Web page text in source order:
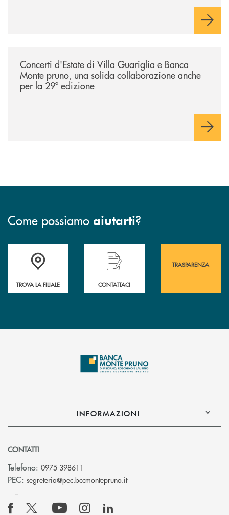
Concerti d'Estate di Villa Guariglia e Banca
Monte pruno, una solida collaborazione anche
per la 29ª edizione
Come possiamo aiutarti?
Accedi all' elenco completo&nbsp; delle&nbsp; filiali&nbsp; di Banca
TROVA LA FILIALE
Hai bisogno di assistenza immediata?
CONTATTACI
TRASPARENZA
INFORMAZIONI
CONTATTI
Telefono: 0975 398611
PEC: segreteria@pec.bccmontepruno.it(si apre l’app di posta